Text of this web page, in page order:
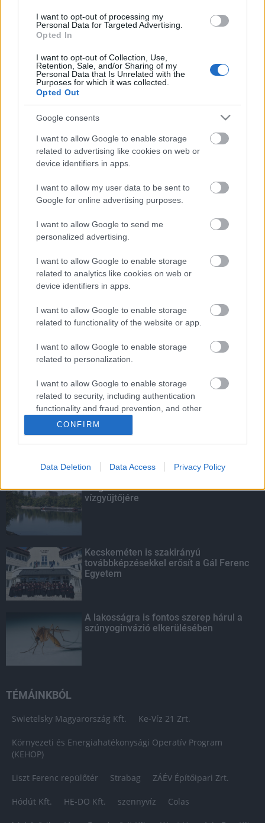
I want to opt-out of processing my
Personal Data for Targeted Advertising.
Opted In
I want to opt-out of Collection, Use,
Retention, Sale, and/or Sharing of my
Personal Data that Is Unrelated with the
Purposes for which it was collected.
Opted Out
Google consents
I want to allow Google to enable storage
related to advertising like cookies on web or
device identifiers in apps.
I want to allow my user data to be sent to
Google for online advertising purposes.
I want to allow Google to send me
personalized advertising.
I want to allow Google to enable storage
related to analytics like cookies on web or
device identifiers in apps.
I want to allow Google to enable storage
related to functionality of the website or app.
I want to allow Google to enable storage
related to personalization.
I want to allow Google to enable storage
related to security, including authentication
functionality and fraud prevention, and other
user protection.
CONFIRM
Data Deletion Data Access Privacy Policy
Országos hírek
évre elegendő erőforrásait
HIRDETÉS
LEGOLVASOTTABB
Indul a diákok pénzügyi ismereteit
erősítő Pénz7 programsorozat
Budapest-Pécs, Budapest-Szolnok:
Több mint 40 helyszínen dolgozik
fennakadás nélkül a Híd-csoport
KIEMELT
Megérkezett az eső a Duna
vízgyűjtőjére
Kecskeméten is szakirányú
továbbképzésekkel erősít a Gál Ferenc
Egyetem
A lakosságra is fontos szerep hárul a
szúnyoginvázió elkerülésében
TÉMÁINKBÓL
Swietelsky Magyarország Kft. Ke-Víz 21 Zrt.
Környezeti és Energiahatékonysági Operatív Program
(KEHOP)
Liszt Ferenc repülőtér Strabag ZÁÉV Építőipari Zrt.
Hódút Kft. HE-DO Kft. szennyvíz Colas